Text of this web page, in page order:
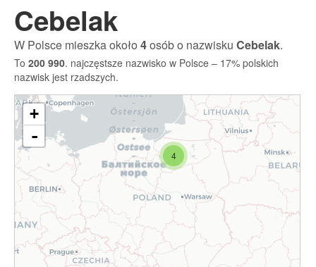
Cebelak
W Polsce mieszka około4osób o nazwisku Cebelak.
To 200 990. najczęstsze nazwisko w Polsce – 17% polskich
nazwisk jest rzadszych.
4
+
-